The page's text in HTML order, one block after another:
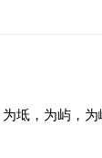
坻，为屿，